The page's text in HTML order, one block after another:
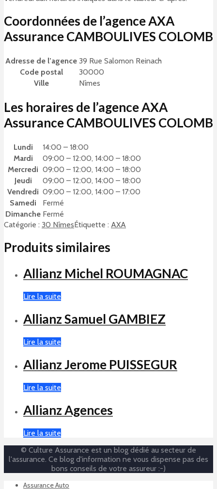
Coordonnées de l’agence AXA
Assurance CAMBOULIVES COLOMB
Adresse de l’agence 39 Rue Salomon Reinach
Code postal
30000
Ville
Nîmes
Les horaires de l’agence AXA
Assurance CAMBOULIVES COLOMB
Lundi
14:00 – 18:00
Mardi
09:00 – 12:00, 14:00 – 18:00
Mercredi 09:00 – 12:00, 14:00 – 18:00
Jeudi
09:00 – 12:00, 14:00 – 18:00
Vendredi 09:00 – 12:00, 14:00 – 17:00
Samedi
Fermé
Dimanche Fermé
Catégorie : 30 NîmesÉtiquette : AXA
Produits similaires
Allianz Michel ROUMAGNAC
Lire la suite
Allianz Samuel GAMBIEZ
Lire la suite
Allianz Jerome PUISSEGUR
Lire la suite
Allianz Agences
Lire la suite
© Culture Assurance est un blog dédié au secteur de
l'assurance. Ce blog d'information ne vous dispense pas des
bons conseils de votre assureur :-)
Assurance Auto